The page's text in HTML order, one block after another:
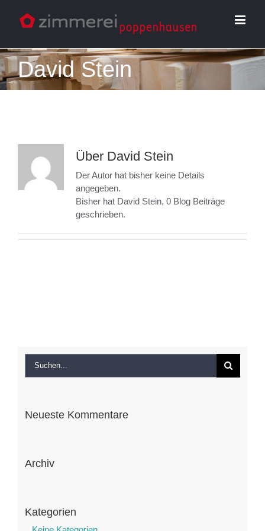
Inhalt
David Stein
Über David Stein
Der Autor hat bisher keine Details
angegeben.
Bisher hat David Stein, 0 Blog Beiträge
geschrieben.
Neueste Kommentare
Archiv
Kategorien